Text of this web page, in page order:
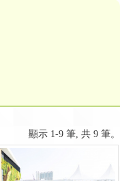
顯示 1-9 筆, 共 9 筆。